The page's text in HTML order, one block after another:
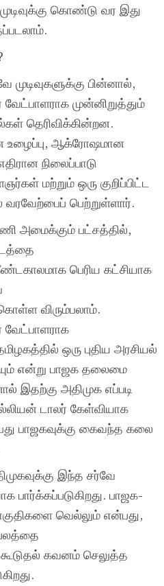
கொண்டு வர இது
பின்னால்,
முன்னிறுத்தும்
தெரிவிக்கின்றன.
ஆக்ரோஷமான
நிலைப்பாடு
மற்றும் ஒரு குறிப்பிட்ட
வரவேற்பைப் பெற்றுள்ளார்.
அமைக்கும் பட்சத்தில்,
பெரிய கட்சியாக
விரும்பலாம்.
ஒரு புதிய அரசியல்
என்று பாஜக தலைமை
இதற்கு அதிமுக எப்படி
டாலர் கேள்வியாக
பாஜகவுக்கு கைவந்த கலை
இந்த சர்வே
பார்க்கப்படுகிறது. பாஜக-
வெல்லும் என்பது,
கவனம் செலுத்த